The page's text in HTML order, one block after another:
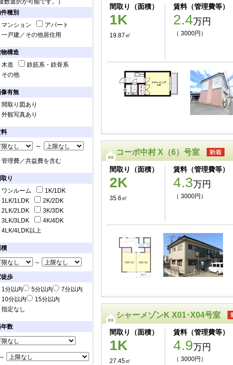
数選択が可能です。）
種別
マンション
アパート
一戸建／その他居住用
構造
木造
鉄筋系・鉄骨系
その他
有無
間取り図あり
外観写真あり
～
管理費／共益費を含む
取り
ワンルーム
1K/1DK
1LK/1LDK
2K/2DK
2LK/2LDK
3K/3DK
3LK/3LDK
4K/4DK
4LK/4LDK以上
～
歩
1分以内
5分以内
7分以内
10分以内
15分以内
指定なし
数
間取り（面積）
1K
19.87㎡
賃料（管理費等）
2.4万円
（ 3000円）
コーポ中村 X（6）号室
間取り（面積）
2K
35.6㎡
賃料（管理費等）
4.3万円
（ 3000円）
シャーメゾンK X01･X04号室
間取り（面積）
1K
27.45㎡
賃料（管理費等）
4.9万円
（ 3000円）